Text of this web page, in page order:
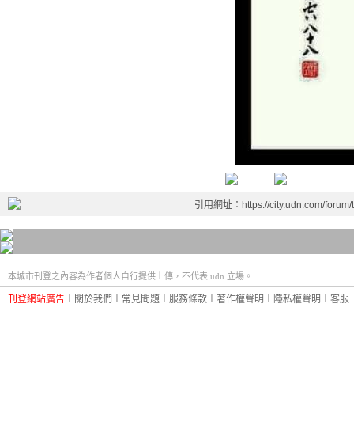
引用網址：https://city.udn.com/
本城市刊登之內容為作者個人自行提供上傳，不代表 udn 立場。
刊登網站廣告 關於我們 常見問題 服務條款 著作權聲明 隱私權聲明 客服